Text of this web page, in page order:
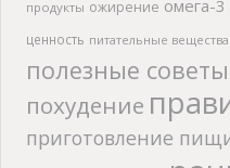
продукты ожирение омега-3
ценность питательные вещества
полезные советы
похудение
приготовление